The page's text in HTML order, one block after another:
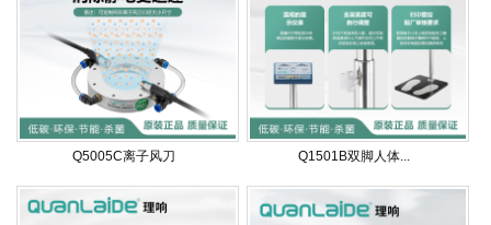
Q5005C离子风刀 Q1501B双脚人体...